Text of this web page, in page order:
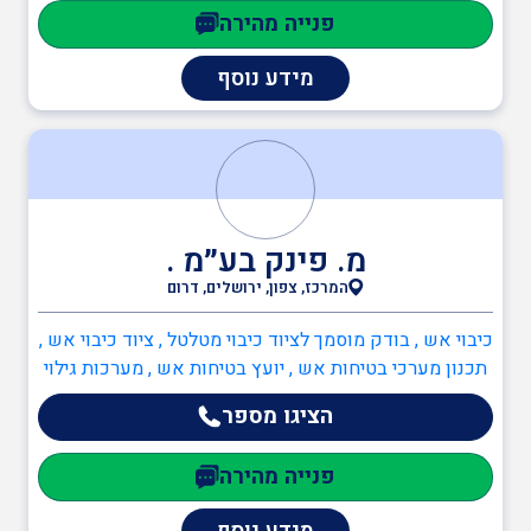
מפעל , תכנון מערכי בטיחות אש , יועץ בטיחות אש , ממונה
בטיחות אש , ענף הבנייה , הנדסאי בניין , אתת מוסמך , עוזר
בטיחות , מנהל עבודה , מנופים ניידים , מהנדס מבנים
קונסטרוקטור , ממונה בטיחות בבניה
פנייה מהירה
מידע נוסף
מ. פינק בע״מ .
המרכז, צפון, ירושלים, דרום
כיבוי אש , בודק מוסמך לציוד כיבוי מטלטל , ציוד כיבוי אש ,
תכנון מערכי בטיחות אש , יועץ בטיחות אש , מערכות גילוי
וכיבוי אש , מערכות כריזת חירום , מיזוג אוויר, שחרור עשן
ומנדפים
הציגו מספר
פנייה מהירה